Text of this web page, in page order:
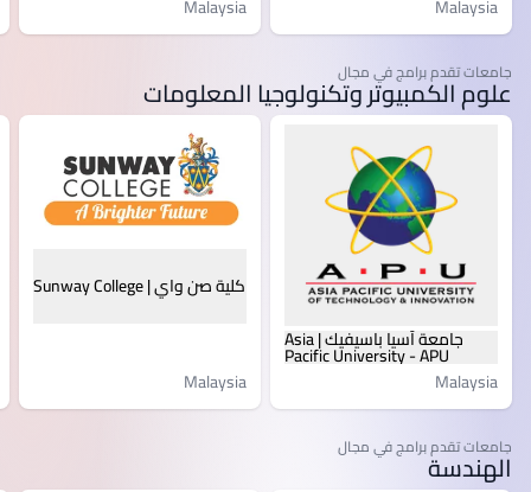
Malaysia
Malaysia
جامعات تقدم برامج في مجال
علوم الكمبيوتر وتكنولوجيا المعلومات
جامعة آسيا باسيفيك | Asia
Pacific University - APU
Malaysia
كلية صن واي | Sunway College
Malaysia
جامعات تقدم برامج في مجال
الهندسة